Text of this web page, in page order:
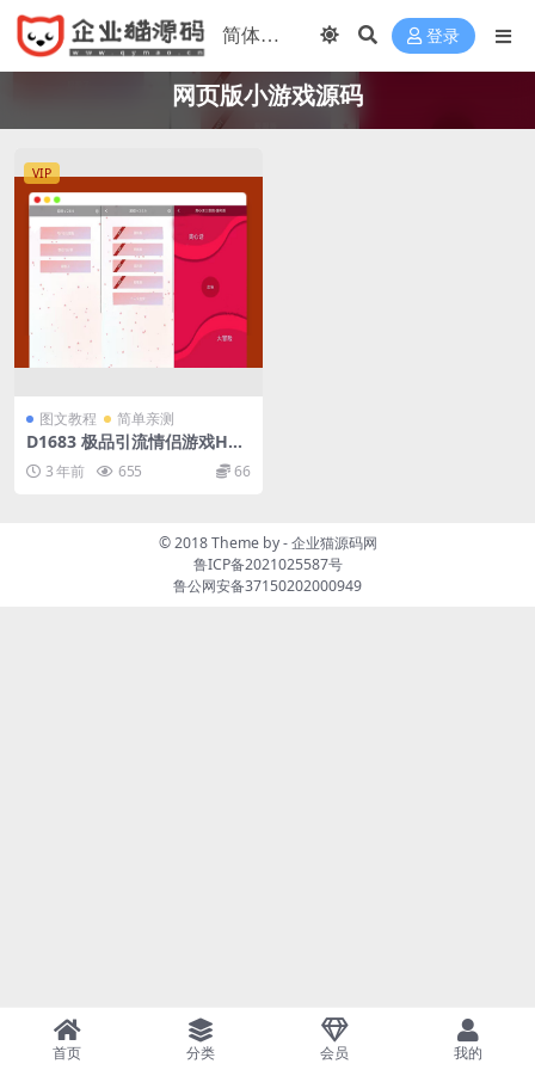
登录
网页版小游戏源码
VIP
图文教程 简单亲测
D1683 极品引流情侣游戏H5
源码-真心话大冒险 摇骰子 情
侣飞行器三合一解密版网页源
3 年前 655 66
© 2018 Theme by -企业猫源码网
鲁ICP备2021025587号
鲁公网安备37150202000949
首页 分类 会员 我的